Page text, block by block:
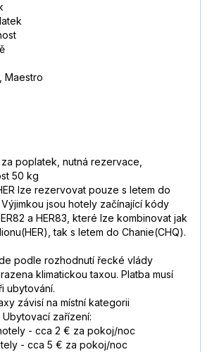
Maestro
poplatek, nutná rezervace,
50 kg
lze rezervovat pouze s letem do
Výjimkou jsou hotely začínající kódy
a HER83, které lze kombinovat jak
tak s letem do Chanie(CHQ).
podle rozhodnutí řecké vlády
klimatickou taxou. Platba musí
ubytování.
závisí na místní kategorii
zařízení:
- cca 2 € za pokoj/noc
- cca 5 € za pokoj/noc